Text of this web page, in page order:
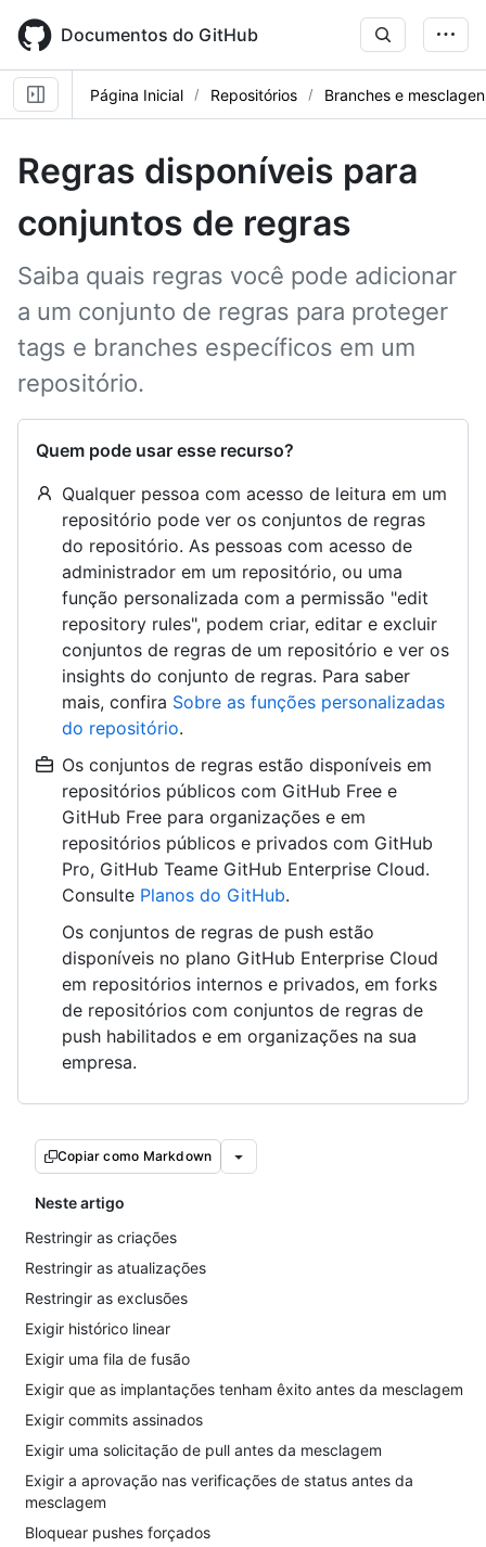
main
content
Documentos do GitHub
Página Inicial Repositórios Branches e
Regras disponíveis para
conjuntos de regras
Saiba quais regras você pode adicionar
a um conjunto de regras para proteger
tags e branches específicos em um
repositório.
Quem pode usar esse recurso?
Qualquer pessoa com acesso de leitura em um
repositório pode ver os conjuntos de regras
do repositório. As pessoas com acesso de
administrador em um repositório, ou uma
função personalizada com a permissão "edit
repository rules", podem criar, editar e excluir
conjuntos de regras de um repositório e ver os
insights do conjunto de regras. Para saber
mais, confira Sobre as funções personalizadas
do repositório.
Os conjuntos de regras estão disponíveis em
repositórios públicos com GitHub Free e
GitHub Free para organizações e em
repositórios públicos e privados com GitHub
Pro, GitHub Teame GitHub Enterprise Cloud.
Consulte Planos do GitHub.
Os conjuntos de regras de push estão
disponíveis no plano GitHub Enterprise Cloud
em repositórios internos e privados, em forks
de repositórios com conjuntos de regras de
push habilitados e em organizações na sua
empresa.
Copiar como Markdown
Neste artigo
Restringir as criações
Restringir as atualizações
Restringir as exclusões
Exigir histórico linear
Exigir uma fila de fusão
Exigir que as implantações tenham êxito antes da mesclagem
Exigir commits assinados
Exigir uma solicitação de pull antes da mesclagem
Exigir a aprovação nas verificações de status antes da
mesclagem
Bloquear pushes forçados